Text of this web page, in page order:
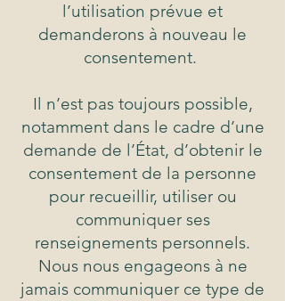
l’utilisation prévue et
demanderons à nouveau le
consentement.
Il n’est pas toujours possible,
notamment dans le cadre d’une
demande de l’État, d’obtenir le
consentement de la personne
pour recueillir, utiliser ou
communiquer ses
renseignements personnels.
Nous nous engageons à ne
jamais communiquer ce type de